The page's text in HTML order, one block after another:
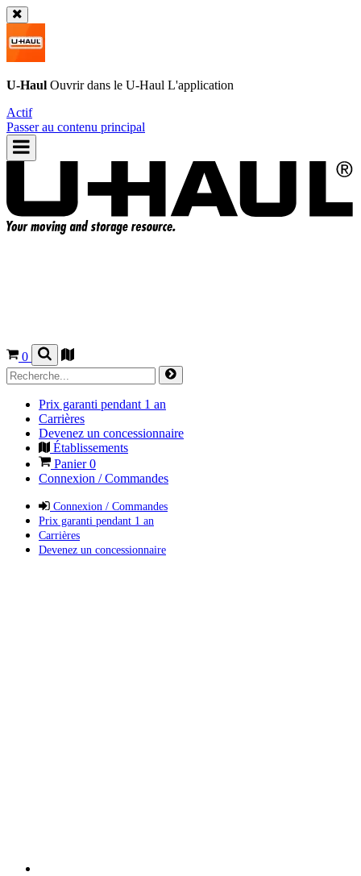
U-Haul Ouvrir dans le U-Haul L'application
Actif
Passer au contenu principal
0
Prix garanti pendant 1 an
Carrières
Devenez un concessionnaire
Établissements
Panier0
Connexion / Commandes
Connexion / Commandes
Prix garanti pendant 1 an
Carrières
Devenez un concessionnaire